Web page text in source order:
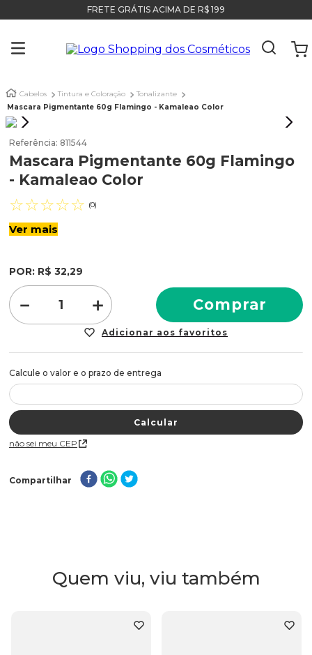
FRETE GRÁTIS ACIMA DE R$ 199
Cabelos Tintura e Coloração
Tonalizante
Mascara Pigmentante 60g Flamingo - Kamaleao Color
Referência: 811544
Mascara Pigmentante 60g Flamingo
- Kamaleao Color
☆☆☆☆☆ (0)
Ver mais
POR: R$ 32,29
＋
－ Comprar
Não sei meu CEP
Compartilhar
Quem viu, viu também